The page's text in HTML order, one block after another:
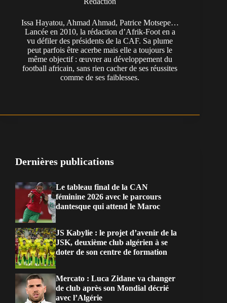
Issa Hayatou, Ahmad Ahmad, Patrice Motsepe…
Lancée en 2010, la rédaction d’Afrik-Foot en a
vu défiler des présidents de la CAF. Sa plume
peut parfois être acerbe mais elle a toujours le
même objectif : œuvrer au développement du
football africain, sans rien cacher de ses réussites
comme de ses faiblesses.
Dernières publications
Le tableau final de la CAN
féminine 2026 avec le parcours
dantesque qui attend le Maroc
JS Kabylie : le projet d’avenir de la
JSK, deuxième club algérien à se
doter de son centre de formation
Mercato : Luca Zidane va changer
de club après son Mondial décrié
avec l’Algérie